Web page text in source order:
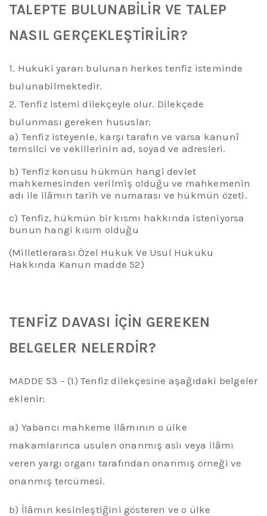
TALEPTE BULUNABİLİR VE TALEP
NASIL GERÇEKLEŞTİRİLİR?
1. Hukuki yararı bulunan herkes tenfiz isteminde
bulunabilmektedir.
2. Tenfiz istemi dilekçeyle olur. Dilekçede
bulunması gereken hususlar:
a) Tenfiz isteyenle, karşı tarafın ve varsa kanunî
temsilci ve vekillerinin ad, soyad ve adresleri.
b) Tenfiz konusu hükmün hangi devlet
mahkemesinden verilmiş olduğu ve mahkemenin
adı ile ilâmın tarih ve numarası ve hükmün özeti.
c) Tenfiz, hükmün bir kısmı hakkında isteniyorsa
bunun hangi kısım olduğu
(Milletlerarası Özel HukukVe Usul Hukuku
Hakkında Kanun madde 52)
TENFİZ DAVASI İÇİN GEREKEN
BELGELER NELERDİR?
MADDE 53 – (1) Tenfiz dilekçesine aşağıdaki belgeler
eklenir:
a) Yabancı mahkeme ilâmının o ülke
makamlarınca usulen onanmış aslı veya ilâmı
veren yargı organı tarafından onanmış örneği ve
onanmış tercümesi.
b) İlâmın kesinleştiğini gösteren ve o ülke